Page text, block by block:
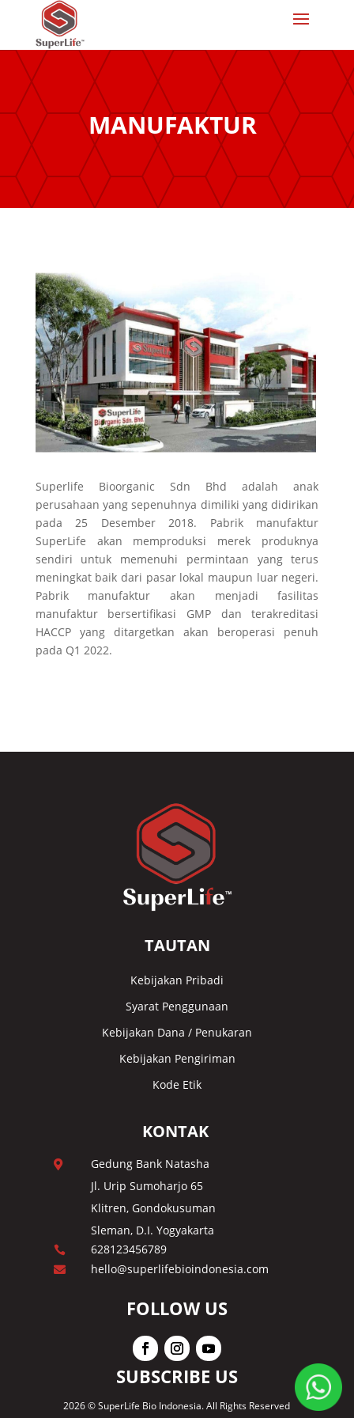
MANUFAKTUR
Superlife Bioorganic Sdn Bhd adalah anak
perusahaan yang sepenuhnya dimiliki yang didirikan
pada 25 Desember 2018. Pabrik manufaktur
SuperLife akan memproduksi merek produknya
sendiri untuk memenuhi permintaan yang terus
meningkat baik dari pasar lokal maupun luar negeri.
Pabrik manufaktur akan menjadi fasilitas
manufaktur bersertifikasi GMP dan terakreditasi
HACCP yang ditargetkan akan beroperasi penuh
pada Q1 2022.
TAUTAN
Kebijakan Pribadi
Syarat Penggunaan
Kebijakan Dana / Penukaran
Kebijakan Pengiriman
Kode Etik
KONTAK

Gedung Bank Natasha
Jl. Urip Sumoharjo 65
Klitren, Gondokusuman
Sleman, D.I. Yogyakarta
 628123456789
 hello@superlifebioindonesia.com
FOLLOW US
SUBSCRIBE US
2026 © SuperLife Bio Indonesia. All Rights Reserved